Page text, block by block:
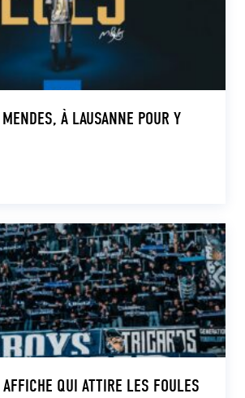
À LAUSANNE POUR Y
QUI ATTIRE LES FOULES